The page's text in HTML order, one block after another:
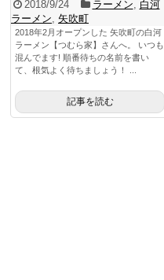
2018/9/24 ラーメン
白河
ラーメン
矢吹町
2018年2月オープンした 矢吹町の白河
ラーメン【つむら家】さんへ。 いつも
混んでます! 順番待ちの名前を書い
て、根気よく待ちましょう！ ...
記事を読む